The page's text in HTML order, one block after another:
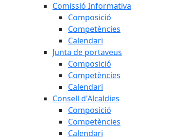
Comissió Informativa
Composició
Competències
Calendari
Junta de portaveus
Composició
Competències
Calendari
Consell d'Alcaldies
Composició
Competències
Calendari